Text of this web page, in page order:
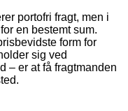
portofri fragt, men i
en bestemt sum.
form for
sig ved
– er at få fragtmanden